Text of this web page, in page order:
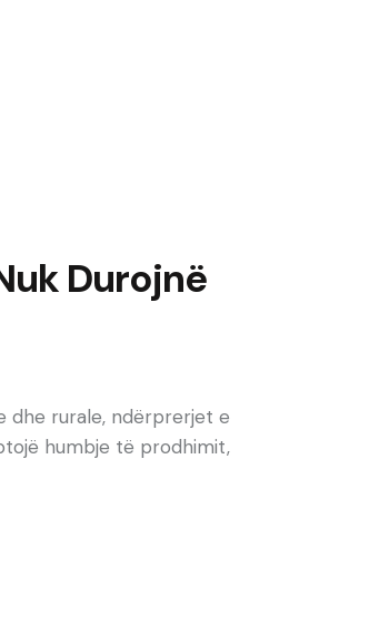
Durojnë
dhe rurale, ndërprerjet e
humbje të prodhimit,